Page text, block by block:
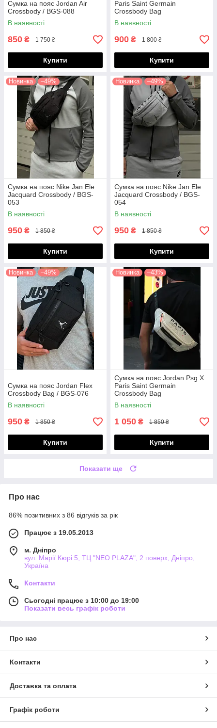
Сумка на пояс Jordan Air
Crossbody / BGS-088
В наявності
850 ₴ 1 750 ₴
Купити
Paris Saint Germain
Crossbody Bag
В наявності
900 ₴ 1 800 ₴
Купити
Новинка –49%
Сумка на пояс Nike Jan Ele
Jacquard Crossbody / BGS-
053
В наявності
950 ₴ 1 850 ₴
Купити
Новинка –49%
Сумка на пояс Nike Jan Ele
Jacquard Crossbody / BGS-
054
В наявності
950 ₴ 1 850 ₴
Купити
Новинка –49%
Сумка на пояс Jordan Flex
Crossbody Bag / BGS-076
В наявності
950 ₴ 1 850 ₴
Купити
Новинка –43%
Сумка на пояс Jordan Psg X
Paris Saint Germain
Crossbody Bag
В наявності
1 050 ₴ 1 850 ₴
Купити
Показати ще
Про нас
86% позитивних з 86 відгуків за рік
Працює з 19.05.2013
м. Дніпро
вул. Марії Кюрі 5, ТЦ "NEO PLAZA", 2 поверх, Дніпро,
Україна
Контакти
Сьогодні працює з 10:00 до 19:00
Показати весь графік роботи
Про нас
Контакти
Доставка та оплата
Графік роботи